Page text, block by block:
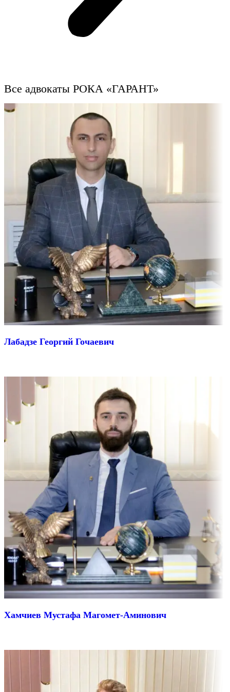
Все адвокаты РОКА «ГАРАНТ»
Лабадзе Георгий Гочаевич
Хамчиев Мустафа Магомет-Аминович